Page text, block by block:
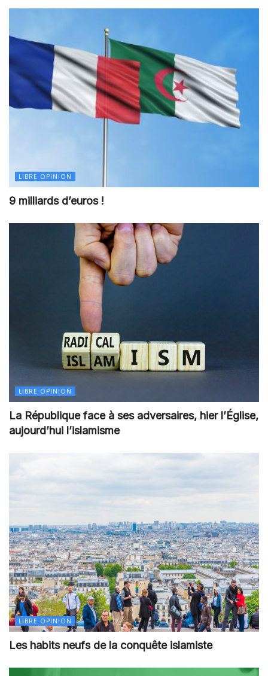
LIBRE OPINION
9 milliards d’euros !
LIBRE OPINION
La République face à ses adversaires, hier l’Église,
aujourd’hui l’islamisme
LIBRE OPINION
Les habits neufs de la conquête islamiste